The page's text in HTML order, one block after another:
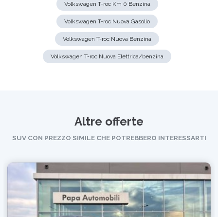
Volkswagen T-roc Km 0 Benzina
Volkswagen T-roc Nuova Gasolio
Volkswagen T-roc Nuova Benzina
Volkswagen T-roc Nuova Elettrica/benzina
Altre offerte
SUV CON PREZZO SIMILE CHE POTREBBERO INTERESSARTI